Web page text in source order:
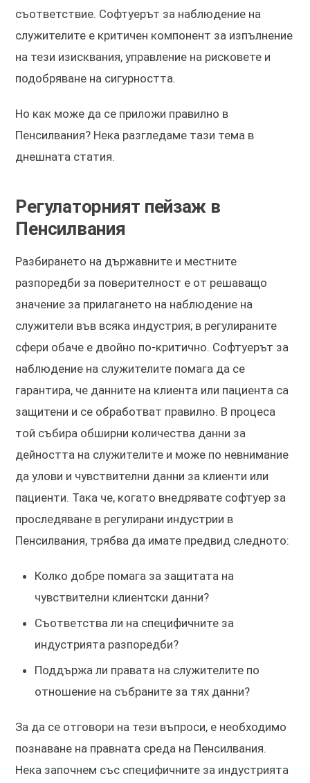
съответствие. Софтуерът за наблюдение на
служителите е критичен компонент за изпълнение
на тези изисквания, управление на рисковете и
подобряване на сигурността.
Но как може да се приложи правилно в
Пенсилвания? Нека разгледаме тази тема в
днешната статия.
Регулаторният пейзаж в
Пенсилвания
Разбирането на държавните и местните
разпоредби за поверителност е от решаващо
значение за прилагането на наблюдение на
служители във всяка индустрия; в регулираните
сфери обаче е двойно по-критично. Софтуерът за
наблюдение на служителите помага да се
гарантира, че данните на клиента или пациента са
защитени и се обработват правилно. В процеса
той събира обширни количества данни за
дейността на служителите и може по невнимание
да улови и чувствителни данни за клиенти или
пациенти. Така че, когато внедрявате софтуер за
проследяване в регулирани индустрии в
Пенсилвания, трябва да имате предвид следното:
Колко добре помага за защитата на
чувствителни клиентски данни?
Съответства ли на специфичните за
индустрията разпоредби?
Поддържа ли правата на служителите по
отношение на събраните за тях данни?
За да се отговори на тези въпроси, е необходимо
познаване на правната среда на Пенсилвания.
Нека започнем със специфичните за индустрията